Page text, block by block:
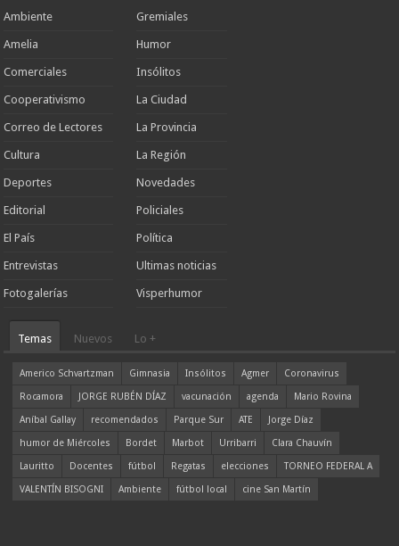
Ambiente
Amelia
Comerciales
Cooperativismo
Correo de Lectores
Cultura
Deportes
Editorial
El País
Entrevistas
Fotogalerías
Gremiales
Humor
Insólitos
La Ciudad
La Provincia
La Región
Novedades
Policiales
Política
Ultimas noticias
Visperhumor
Temas Nuevos Lo +
Americo Schvartzman Gimnasia Insólitos Agmer
Coronavirus
Rocamora
JORGE RUBÉN DÍAZ vacunación agenda
Mario Rovina
Aníbal Gallay
recomendados Parque Sur ATE
Jorge Díaz
humor de Miércoles
Bordet Marbot Urribarri
Clara Chauvín
Lauritto
Docentes fútbol Regatas elecciones
TORNEO FEDERAL A
VALENTÍN BISOGNI
Ambiente fútbol local cine San Martín